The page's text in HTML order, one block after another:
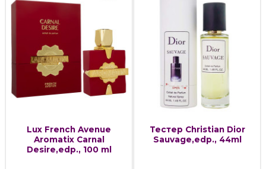
Lux French Avenue
Aromatix Carnal
Desire,edp., 100 ml
Тестер Christian Dior
Sauvage,edp., 44ml